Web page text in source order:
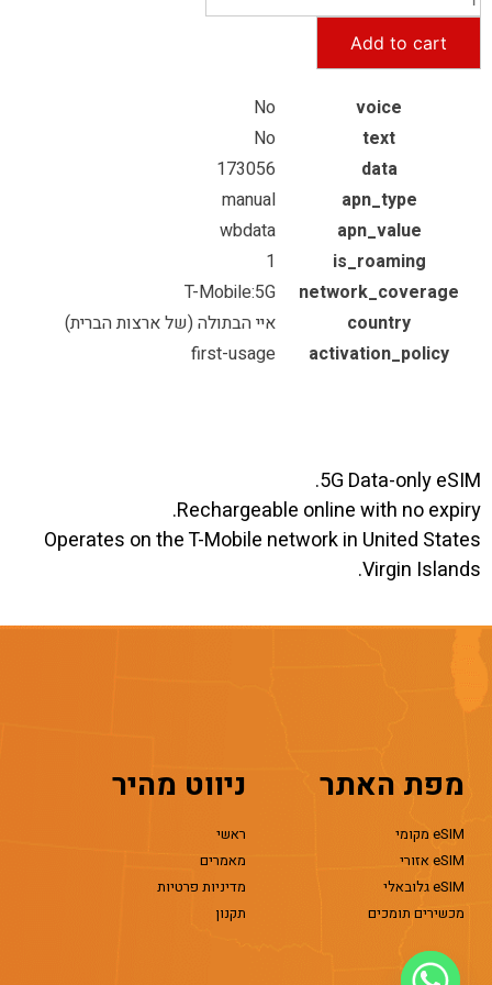
Add to cart
voice
No
text
No
data
173056
apn_type
manual
apn_value
wbdata
is_roaming
1
network_coverage
T-Mobile:5G
country
איי הבתולה (של ארצות הברית)
activation_policy
first-usage
5G Data-only eSIM.
Rechargeable online with no expiry.
Operates on the T-Mobile network in United States
Virgin Islands.
מפת האתר
eSIM מקומי
eSIM אזורי
eSIM גלובאלי
מכשירים תומכים
ניווט מהיר
ראשי
מאמרים
מדיניות פרטיות
תקנון